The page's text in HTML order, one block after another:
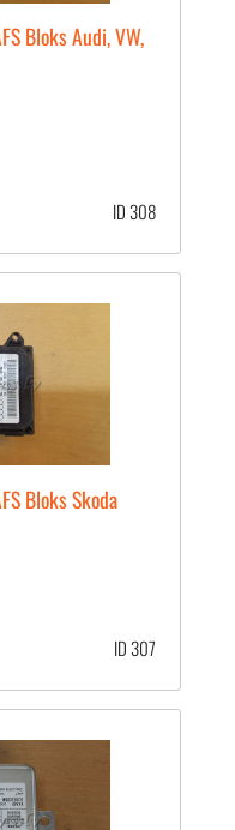
Bloks Audi, VW,
ID 308
Bloks Skoda
ID 307